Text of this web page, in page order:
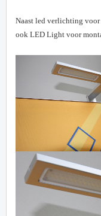
Naast led verlichting voor
ook LED Light voor